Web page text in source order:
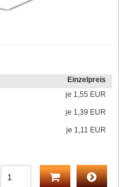
Einzelpreis
je 1,55 EUR
je 1,39 EUR
je 1,11 EUR